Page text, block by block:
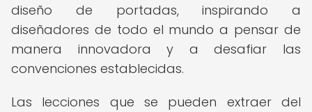
diseño de portadas, inspirando a
diseñadores de todo el mundo a pensar de
manera innovadora y a desafiar las
convenciones establecidas.
Las lecciones que se pueden extraer del